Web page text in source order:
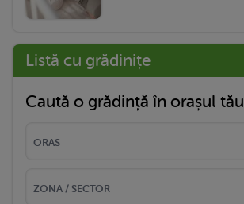
Listă cu grădinițe
Caută o grădință în orașul tău